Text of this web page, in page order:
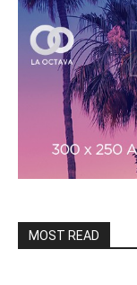
MOST READ